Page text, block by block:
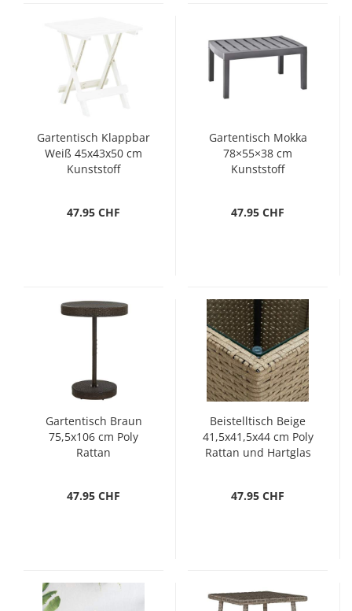
Gartentisch Klappbar
Weiß 45x43x50 cm
Kunststoff
47.95 CHF
Gartentisch Mokka
78×55×38 cm
Kunststoff
47.95 CHF
Gartentisch Braun
75,5x106 cm Poly
Rattan
47.95 CHF
Beistelltisch Beige
41,5x41,5x44 cm Poly
Rattan und Hartglas
47.95 CHF